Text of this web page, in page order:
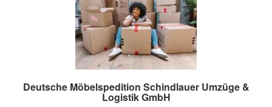
Deutsche Möbelspedition Schindlauer Umzüge &
Logistik GmbH